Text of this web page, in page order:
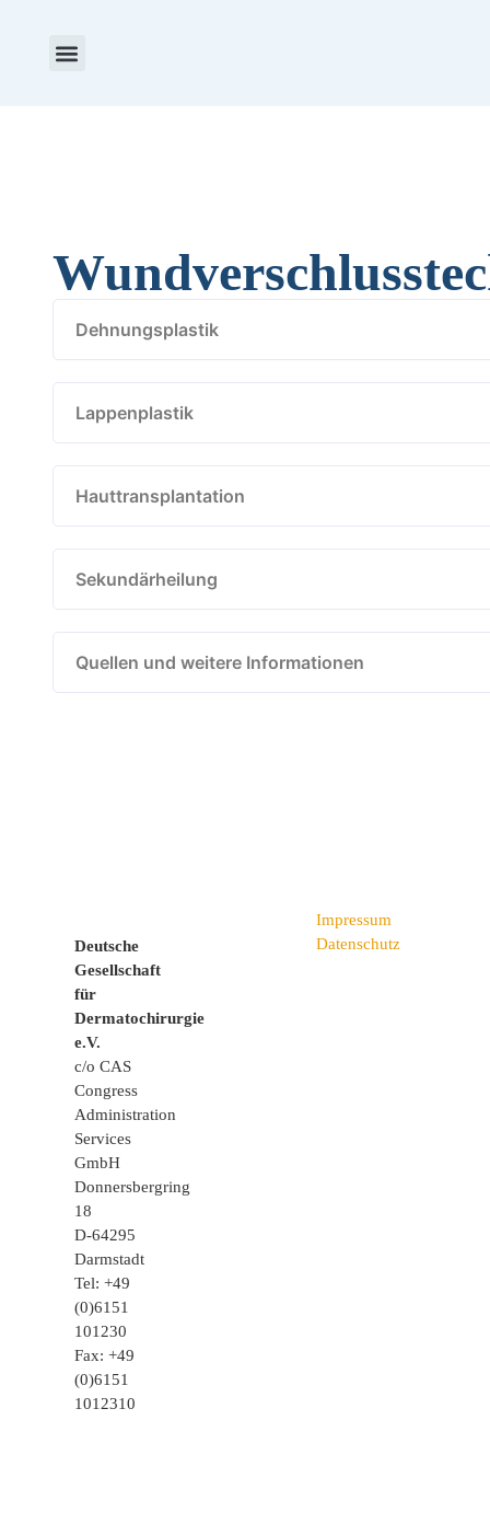
Dehnungsplastik
Lappenplastik
Hauttransplantation
Sekundärheilung
Quellen und weitere Informationen
Deutsche
Gesellschaft
für
Dermatochirurgie
e.V.
c/o CAS
Congress
Administration
Services
GmbH
Donnersbergring
18
D-64295
Darmstadt
Tel: +49
(0)6151
101230
Fax: +49
(0)6151
1012310
Impressum
Datenschutz